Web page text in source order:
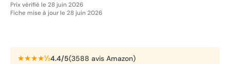
Prix vérifié le 28 juin 2026
Fiche mise à jour le 28 juin 2026
★★★★½4.4/5(3588 avis Amazon)